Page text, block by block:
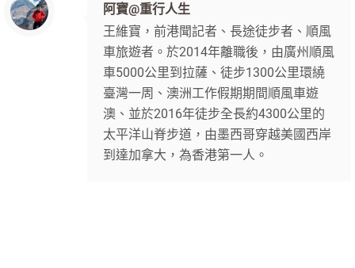
阿寶@重行人生
王維寶，前港聞記者、長途徒步者、順風
車旅遊者。於2014年離職後，由廣州順風
車5000公里到拉薩、徒步1300公里環繞
臺灣一周、澳洲工作假期期間順風車遊
澳、並於2016年徒步全長約4300公里的
太平洋山脊步道，由墨西哥穿越美國西岸
到達加拿大，為香港第一人。